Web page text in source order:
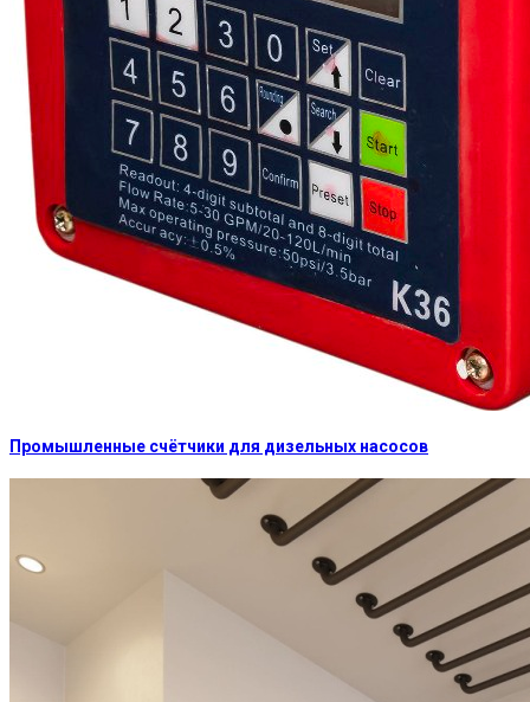
Промышленные счётчики для дизельных насосов